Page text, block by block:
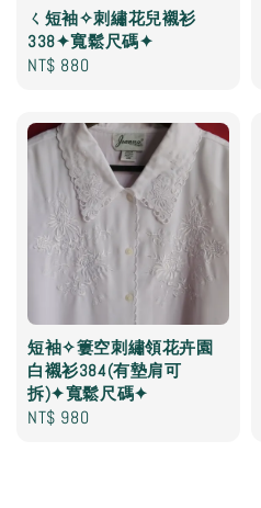
ㄑ短袖✧刺繡花兒襯衫
338✦寬鬆尺碼✦
Regular
NT$ 880
短袖✧簍空刺繡領花卉園
白襯衫384(有墊肩可
拆)✦寬鬆尺碼✦
Regular
NT$ 980